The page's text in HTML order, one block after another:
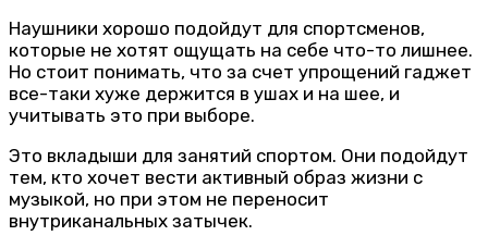
Наушники хорошо подойдут для спортсменов,
которые не хотят ощущать на себе что-то лишнее.
Но стоит понимать, что за счет упрощений гаджет
все-таки хуже держится в ушах и на шее, и
учитывать это при выборе.
Это вкладыши для занятий спортом. Они подойдут
тем, кто хочет вести активный образ жизни с
музыкой, но при этом не переносит
внутриканальных затычек.